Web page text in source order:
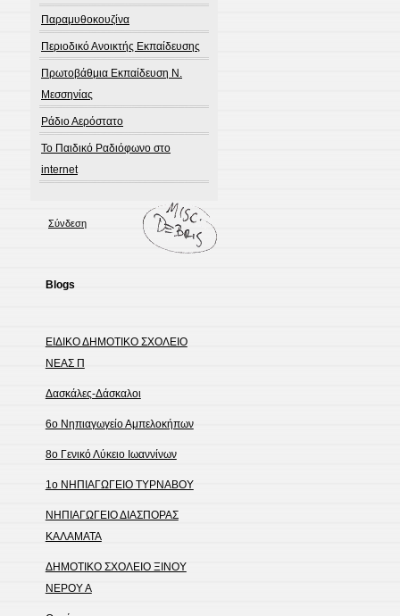
Παραμυθοκουζίνα
Περιοδικό Ανοικτής Εκπαίδευσης
Πρωτοβάθμια Εκπαίδευση Ν.
Μεσσηνίας
Ράδιο Αερόστατο
Το Παιδικό Ραδιόφωνο στο
internet
Σύνδεση
Blogs
ΕΙΔΙΚΟ ΔΗΜΟΤΙΚΟ ΣΧΟΛΕΙΟ
ΝΕΑΣ Π
Δασκάλες-Δάσκαλοι
6ο Νηπιαγωγείο Αμπελοκήπων
8o Γενικό Λύκειο Ιωαννίνων
1ο ΝΗΠΙΑΓΩΓΕΙΟ ΤΥΡΝΑΒΟΥ
ΝΗΠΙΑΓΩΓΕΙΟ ΔΙΑΣΠΟΡΑΣ
ΚΑΛΑΜΑΤΑ
ΔΗΜΟΤΙΚΟ ΣΧΟΛΕΙΟ ΞΙΝΟΥ
ΝΕΡΟΥ Α